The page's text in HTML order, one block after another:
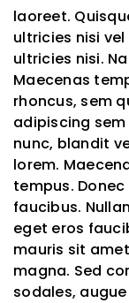
laoreet.
ultricies nisi
ultricies nisi.
Maecenas
rhoncus, sem
adipiscing
nunc, blandit
lorem.
tempus.
faucibus.
eget eros
mauris sit
magna. Sed
sodales,